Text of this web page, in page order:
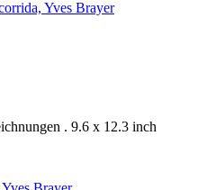
. 9.6 x 12.3 inch